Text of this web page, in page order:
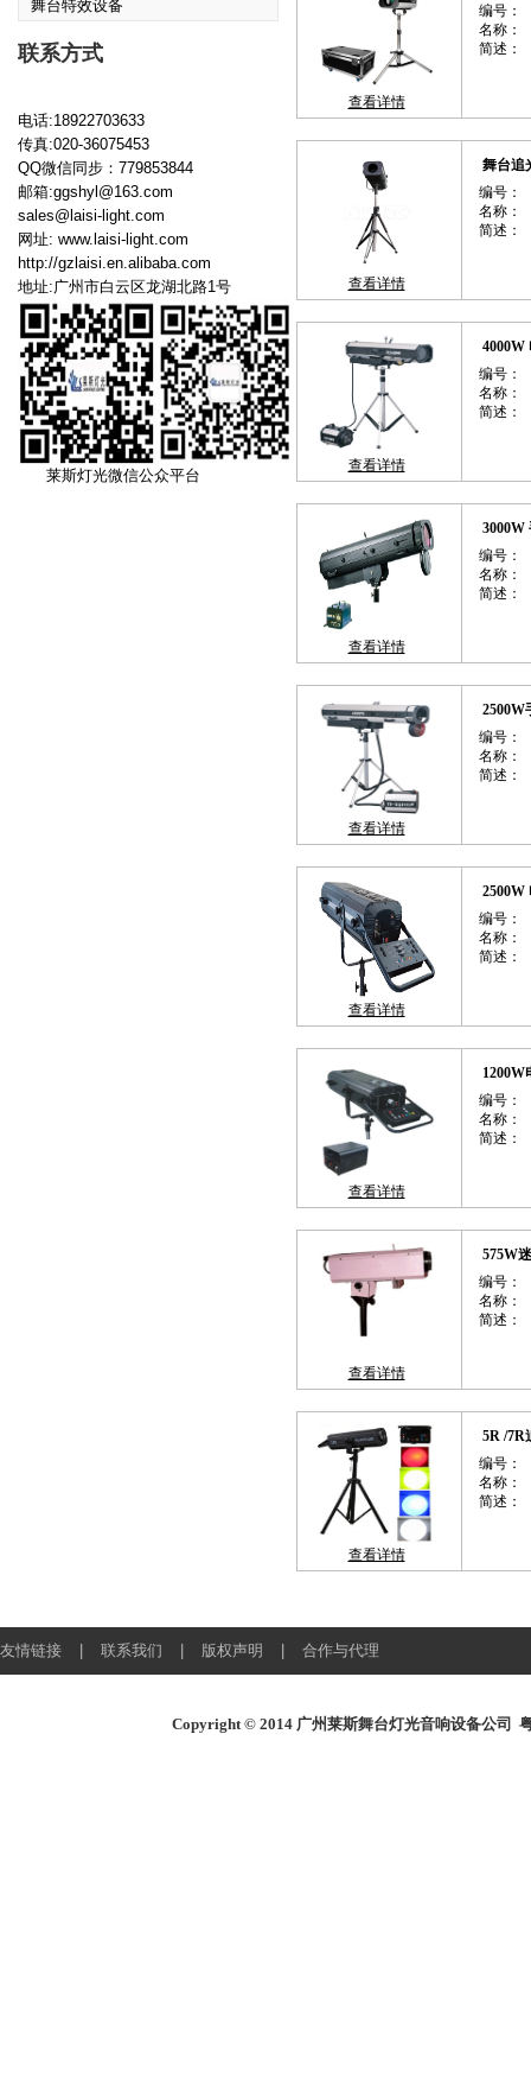
舞台特效设备
联系方式
电话:18922703633
传真:020-36075453
QQ微信同步：779853844
邮箱:ggshyl@163.com
sales@laisi-light.com
网址: www.laisi-light.com
http://gzlaisi.en.alibaba.com
地址:广州市白云区龙湖北路1号
莱斯灯光微信公众平台
查看详情
编号：
名称：
简述：
查看详情
舞台追
编号：
名称：
简述：
查看详情
4000W
编号：
名称：
简述：
查看详情
3000W
编号：
名称：
简述：
查看详情
2500W
编号：
名称：
简述：
查看详情
2500W
编号：
名称：
简述：
查看详情
1200W
编号：
名称：
简述：
查看详情
575W
编号：
名称：
简述：
查看详情
5R /7R
编号：
名称：
简述：
友情链接 联系我们 版权声明 合作与代理
Copyright © 2014 广州莱斯舞台灯光音响设备公司